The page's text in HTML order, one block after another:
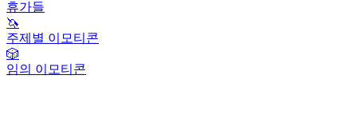
휴가들
🦄
주제별 이모티콘
🎲
임의 이모티콘